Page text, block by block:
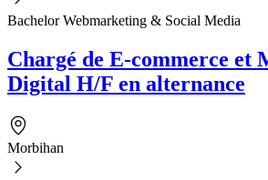
Bachelor Webmarketing & Social Media
Chargé de E-commerce et
Digital H/F en alternance
Morbihan